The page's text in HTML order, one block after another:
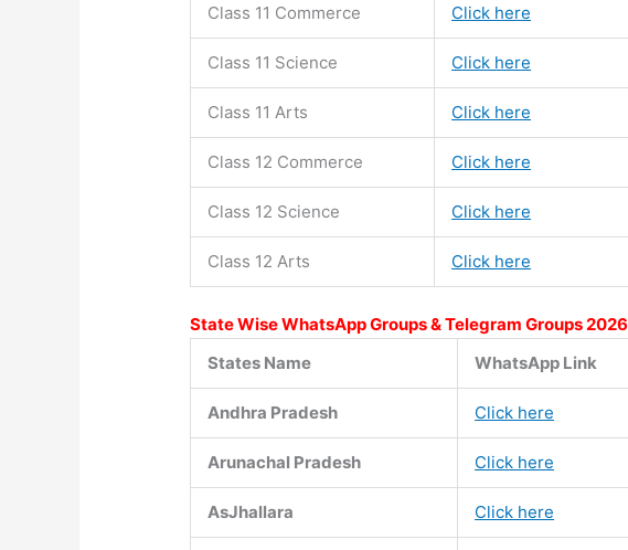
Class 11 Commerce Click here
Class 11 Science Click here
Class 11 Arts Click here
Class 12 Commerce Click here
Class 12 Science Click here
Class 12 Arts Click here
State Wise WhatsApp Groups & Telegram Groups 2026
States Name
WhatsApp Link
Andhra Pradesh Click here
Arunachal Pradesh Click here
AsJhallara Click here